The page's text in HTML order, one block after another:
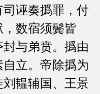
诬奏撝罪，付
数宿须鬓皆
与弟贲。撝由
立。帝除撝为
韫辅国、王景